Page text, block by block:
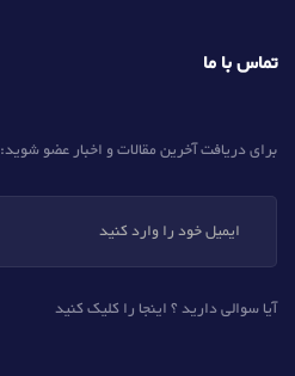
تماس با ما
برای دریافت آخرین مقالات و اخبار عضو شوید:
آیا سوالی دارید ؟ اینجا را کلیک کنید